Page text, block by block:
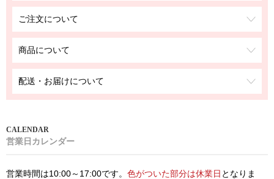
ご注文について
商品について
配送・お届けについて
営業日カレンダー
営業時間は10:00～17:00です。 色がついた部分は休業日 となりま